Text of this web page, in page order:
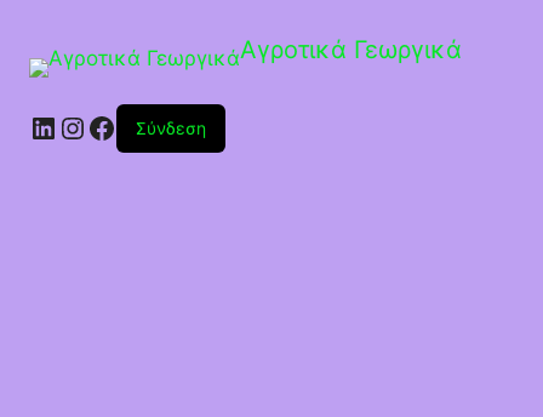
Αγροτικά Γεωργικά
Linkedin
Instagram
Facebook
Σύνδεση